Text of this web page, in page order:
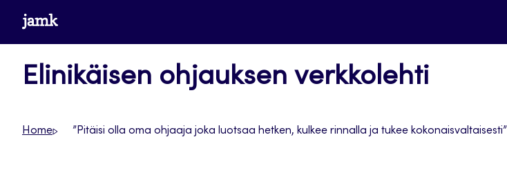
Siirrywww.jamk.fi
Elinikäisen ohjauksen verkkolehti
Home ”Pitäisi olla oma ohjaaja joka luotsaa hetken, kulkee rinnalla ja tukee kokonaisvaltaisesti”